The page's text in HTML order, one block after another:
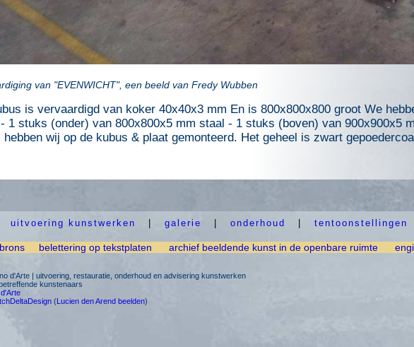
van "EVENWICHT", een beeld van Fredy Wubben
is vervaardigd van koker 40x40x3 mm En is 800x800x800 groot We
1 stuks (onder) van 800x800x5 mm staal - 1 stuks (boven) van 900x900x5
hebben wij op de kubus & plaat gemonteerd. Het geheel is zwart
uitvoering kunstwerken | galerie | onderhoud | tentoonstellingen
belettering op tekstplaten archief beeldende kunst in de openbare ruimte
d'Arte | uitvoering, restauratie, onderhoud en advisering kunstwerken
kunstenaars
(Lucien den Arend beelden)